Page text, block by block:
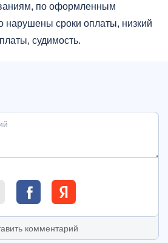
по оформленным
нарушены сроки оплаты, низкий
судимость.
комментарий